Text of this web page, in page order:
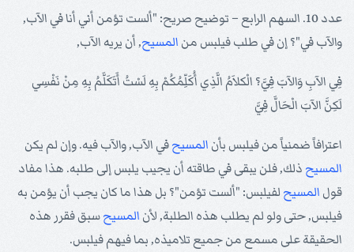
عدد 10. السهم الرابع – توضيح صريح: "ألست تؤمن أني أنا في الآب,
والآب في"؟ إن في طلب فيلبس من المسيح, أن يريه الآب,
فِي الآبِ وَالآبَ فِيَّ؟ الْكلاَمُ الَّذِي أُكَلِّمُكُمْ بِهِ لَسْتُ أَتَكَلَّمُ بِهِ مِنْ نَفْسِي
لَكِنَّ الآبَ الْحَالَّ فِيَّ
اعترافاً ضمنياً من فيلبس بأن المسيحفي الآب, والآب فيه. وإن لم يكن
المسيح ذلك, فلن يبقى في طاقته أن يجيب يلبس إلى طلبه. هذا مفاد
قول المسيح لفيلبس: "ألست تؤمن"؟ بل هذا ما كان يجب أن يؤمن به
فيلبس, حتى ولو لم يطلب هذه الطلبة, لأن المسيحسبق فقرر هذه
الحقيقة على مسمع من جميع تلاميذه, بما فيهم فيلبس.